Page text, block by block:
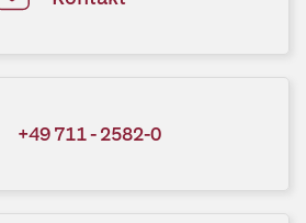
+49 711 - 2582-0